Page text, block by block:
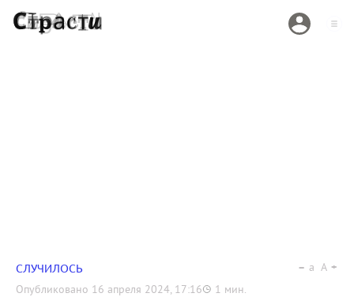
СЛУЧИЛОСЬ
Опубликовано 16 апреля 2024, 17:16 1 мин.
a A